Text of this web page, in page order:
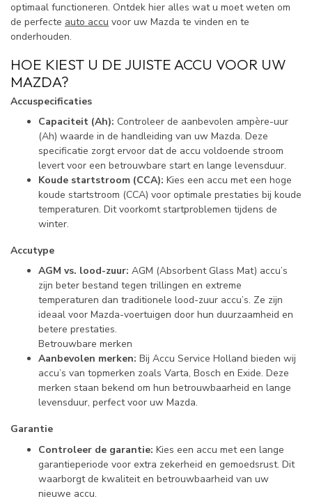
optimaal functioneren. Ontdek hier alles wat u moet weten om
de perfecte auto accu voor uw Mazda te vinden en te
onderhouden.
HOE KIEST U DE JUISTE ACCU VOOR UW
MAZDA?
Accuspecificaties
Capaciteit (Ah): Controleer de aanbevolen ampère-uur
(Ah) waarde in de handleiding van uw Mazda. Deze
specificatie zorgt ervoor dat de accu voldoende stroom
levert voor een betrouwbare start en lange levensduur.
Koude startstroom (CCA): Kies een accu met een hoge
koude startstroom (CCA) voor optimale prestaties bij koude
temperaturen. Dit voorkomt startproblemen tijdens de
winter.
Accutype
AGM vs. lood-zuur: AGM (Absorbent Glass Mat) accu’s
zijn beter bestand tegen trillingen en extreme
temperaturen dan traditionele lood-zuur accu’s. Ze zijn
ideaal voor Mazda-voertuigen door hun duurzaamheid en
betere prestaties.
Betrouwbare merken
Aanbevolen merken: Bij Accu Service Holland bieden wij
accu’s van topmerken zoals Varta, Bosch en Exide. Deze
merken staan bekend om hun betrouwbaarheid en lange
levensduur, perfect voor uw Mazda.
Garantie
Controleer de garantie: Kies een accu met een lange
garantieperiode voor extra zekerheid en gemoedsrust. Dit
waarborgt de kwaliteit en betrouwbaarheid van uw
nieuwe accu.